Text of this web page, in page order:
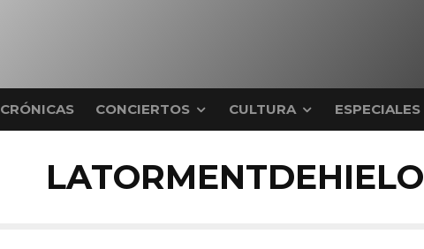
CRÓNICAS CONCIERTOS CULTURA ESPECIALES
LATORMENTDEHIELO